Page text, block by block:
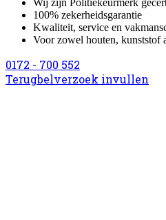
Wij zijn Politiekeurmerk
100% zekerheidsgarantie
Kwaliteit, service en
Voor zowel houten, kunststof
0172 - 700 552
Terugbelverzoek invullen